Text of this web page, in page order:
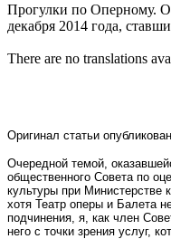
Прогулки по Оперному.
декабря 2014 года,
There are no translations
Оригинал статьи
Очередной темой,
общественного Совета по
культуры при
хотя Театр оперы и Балета
подчинения, я, как член
него с точки зрения услуг,